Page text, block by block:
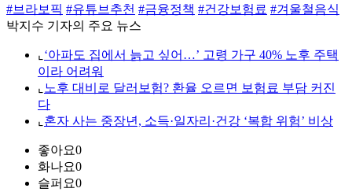
#브라보픽 #유튜브추천 #금융정책 #건강보험료 #겨울철음식
박지수 기자의 주요 뉴스
⌞ ‘아파도 집에서 늙고 싶어…’ 고령 가구 40% 노후 주택
이라 어려워
⌞ 노후 대비로 달러보험? 환율 오르면 보험료 부담 커진
다
⌞ 혼자 사는 중장년, 소득·일자리·건강 ‘복합 위험’ 비상
좋아요0
화나요0
슬퍼요0